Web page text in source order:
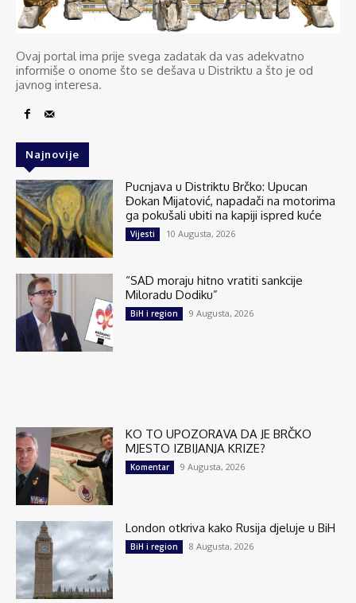
Ovaj portal ima prije svega zadatak da vas adekvatno
informiše o onome što se dešava u Distriktu a što je od
javnog interesa.
Najnovije
Pucnjava u Distriktu Brčko: Upucan
Đokan Mijatović, napadači na motorima
ga pokušali ubiti na kapiji ispred kuće
Vijesti 10 Augusta, 2026
“SAD moraju hitno vratiti sankcije
Miloradu Dodiku”
BiH i region 9 Augusta, 2026
KO TO UPOZORAVA DA JE BRČKO
MJESTO IZBIJANJA KRIZE?
Komentar 9 Augusta, 2026
London otkriva kako Rusija djeluje u BiH
BiH i region 8 Augusta, 2026